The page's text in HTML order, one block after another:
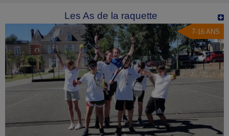
Les As de la raquette
7-16 ANS